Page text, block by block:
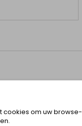
cookies om uw browse-